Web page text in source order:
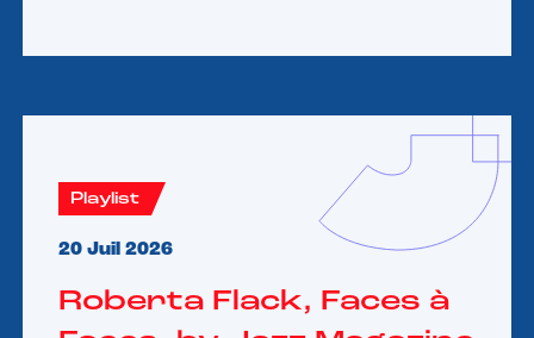
Playlist
20 Juil 2026
Roberta Flack, Faces à